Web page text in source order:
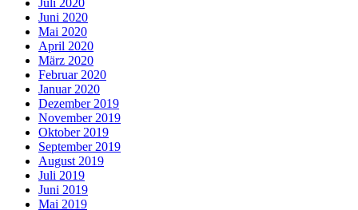
Juni 2020
Mai 2020
April 2020
März 2020
Februar 2020
Januar 2020
Dezember 2019
November 2019
Oktober 2019
September 2019
August 2019
Juli 2019
Juni 2019
Mai 2019